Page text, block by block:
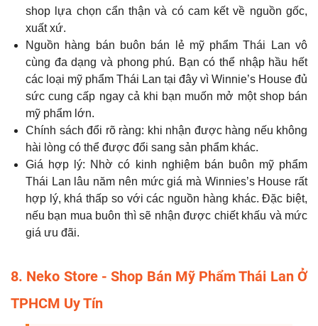
shop lựa chọn cẩn thận và có cam kết về nguồn gốc,
xuất xứ.
Nguồn hàng bán buôn bán lẻ mỹ phẩm Thái Lan vô
cùng đa dạng và phong phú. Bạn có thể nhập hầu hết
các loại mỹ phẩm Thái Lan tại đây vì Winnie’s House đủ
sức cung cấp ngay cả khi bạn muốn mở một shop bán
mỹ phẩm lớn.
Chính sách đổi rõ ràng: khi nhận được hàng nếu không
hài lòng có thể được đổi sang sản phẩm khác.
Giá hợp lý: Nhờ có kinh nghiệm bán buôn mỹ phẩm
Thái Lan lâu năm nên mức giá mà Winnies’s House rất
hợp lý, khá thấp so với các nguồn hàng khác. Đặc biệt,
nếu bạn mua buôn thì sẽ nhận được chiết khấu và mức
giá ưu đãi.
8. Neko Store - Shop Bán Mỹ Phẩm Thái Lan Ở
TPHCM Uy Tín